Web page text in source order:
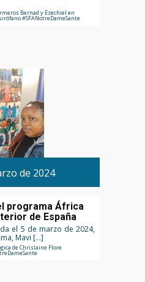
Bernad y Ezechiel en
#SFANotreDameSante
de 2024
programa África
de España
el 5 de marzo de 2024,
Mavi […]
de Chrislaine Flore